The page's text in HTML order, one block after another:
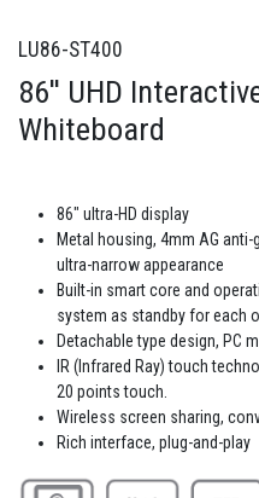
LU86-ST400
86'' UHD
Whiteboard
86" ultra-HD display
Metal housing, 4mm AG
ultra-narrow appearance
Built-in smart core and
system as standby for each
Detachable type design, PC
IR (Infrared Ray) touch
20 points touch.
Wireless screen sharing,
Rich interface, plug-and-play